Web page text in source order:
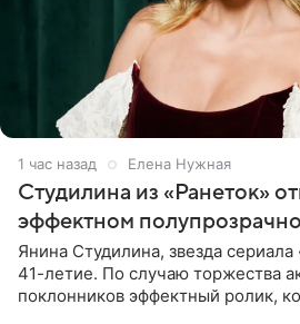
1 час назад Елена Нужная
Студилина из «Ранеток»
эффектном
Янина Студилина, звезда
41-летие. По случаю торжества
поклонников эффектный ролик,